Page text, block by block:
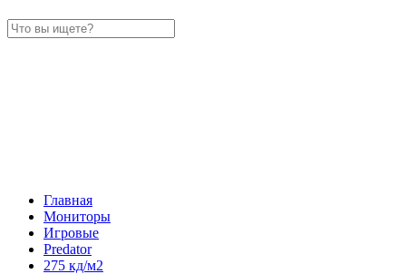
Главная
Мониторы
Игровые
Predator
275 кд/м2